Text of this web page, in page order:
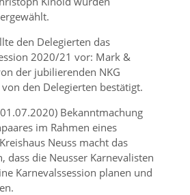
den Delegierten das
2020/21 vor: Mark &
der jubilierenden NKG
den Delegierten bestätigt.
Bekanntmachung
im Rahmen eines
Neuss macht das
dass die Neusser Karnevalisten
Karnevalssession planen und